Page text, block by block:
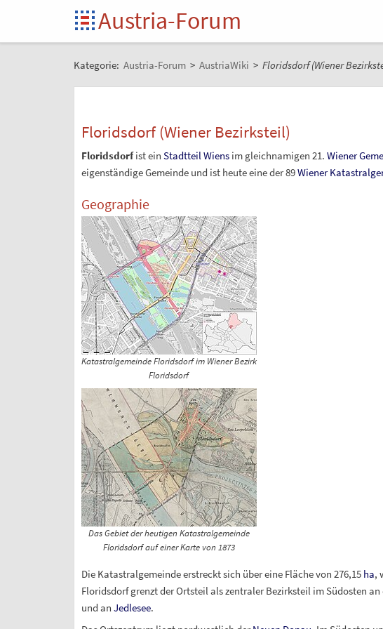
Austria-Forum
Kategorie: Austria-Forum > AustriaWiki > Floridsdorf (Wiener
Floridsdorf (Wiener Bezirksteil)
Floridsdorfist ein StadtteilWiensim gleichnamigen 21. Wiener
eigenständige Gemeinde und ist heute eine der 89Wiener
Geographie
Katastralgemeinde Floridsdorf im Wiener Bezirk
Floridsdorf
Das Gebiet der heutigen Katastralgemeinde
Floridsdorf auf einer Karte von 1873
Die Katastralgemeinde erstreckt sich über eine Fläche von 276,15 ha,
Floridsdorf grenzt der Ortsteil als zentraler Bezirksteil im Südosten an
und an Jedlesee.